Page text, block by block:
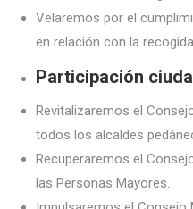
Velaremos por el
en relación con la
Participación
Revitalizaremos el
todos los alcaldes
Recuperaremos el
las Personas Mayores.